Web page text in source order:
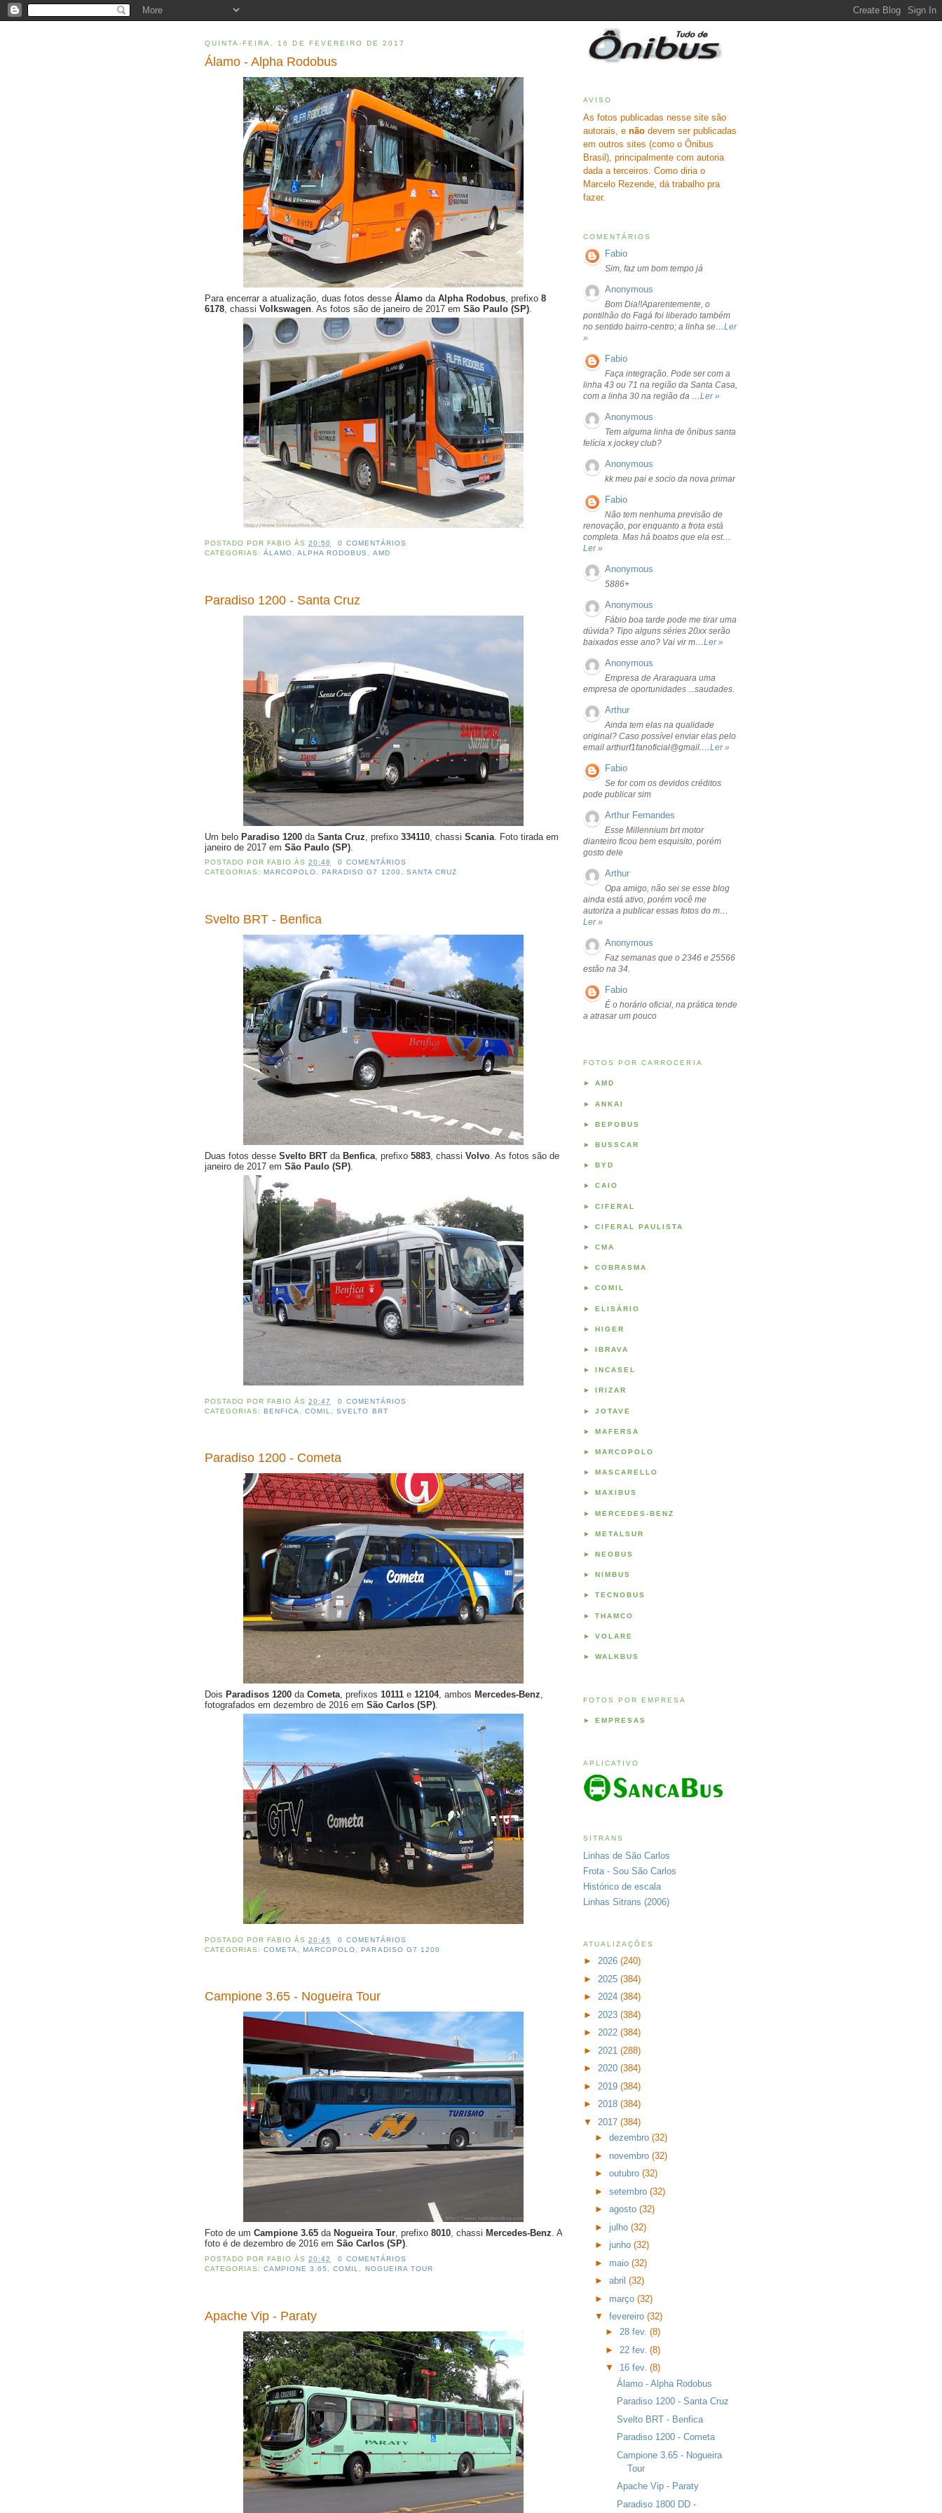
QUINTA-FEIRA, 16 DE FEVEREIRO DE 2017
Álamo - Alpha Rodobus
Para encerrar a atualização, duas fotos desse Álamo da Alpha Rodobus , prefixo 8
6178 , chassi Volkswagen . As fotos são de janeiro de 2017 em São Paulo (SP)
POSTADO PORFABIO ÀS20:50
0 COMENTÁRIOS
CATEGORIAS:ÁLAMO,ALPHA RODOBUS , AMD
Paradiso 1200 - Santa Cruz
Um belo Paradiso 1200 da Santa Cruz , prefixo 334110 , chassi Scania . Foto tirada em
janeiro de 2017 em São Paulo (SP)
POSTADO POR FABIO ÀS20:48
0 COMENTÁRIOS
CATEGORIAS: MARCOPOLO, PARADISO G7 1200, SANTA CRUZ
Svelto BRT - Benfica
Duas fotos desse Svelto BRT da Benfica, prefixo 5883, chassi Volvo. As fotos são de
janeiro de 2017 em São Paulo (SP).
POSTADO PORFABIO ÀS20:47
0 COMENTÁRIOS
CATEGORIAS:BENFICA ,COMIL ,SVELTO BRT
Paradiso 1200 - Cometa
Dois Paradisos 1200 da Cometa, prefixos 10111 e 12104, ambos Mercedes-Benz,
fotografados em dezembro de 2016 em São Carlos (SP).
POSTADO PORFABIO ÀS20:45
0 COMENTÁRIOS
CATEGORIAS:COMETA ,MARCOPOLO ,PARADISO G7 1200
Campione 3.65 - Nogueira Tour
Foto de um Campione 3.65 da Nogueira Tour, prefixo 8010, chassi Mercedes-Benz. A
foto é de dezembro de 2016 em São Carlos (SP).
POSTADO PORFABIO ÀS20:42
0 COMENTÁRIOS
CATEGORIAS:CAMPIONE 3.65 ,COMIL NOGUEIRA TOUR
Apache Vip - Paraty
AVISO
As fotos publicadas nesse site são
autorais, e não devem ser publicadas
em outros sites (como o Ônibus
Brasil), principalmente com autoria
dada a terceiros. Como diria o
Marcelo Rezende, dá trabalho pra
fazer.
COMENTÁRIOS
Fabio
Sim, faz um bom tempo já
Anonymous
Bom Dia!!Aparentemente, o
pontilhão do Fagá foi liberado também
no sentido bairro-centro; a linha se…Ler
»
Fabio
Faça integração. Pode ser com a
linha 43 ou 71 na região da Santa Casa,
com a linha 30 na região da …Ler »
Anonymous
Tem alguma linha de ônibus santa
felícia x jockey club?
Anonymous
kk meu pai e socio da nova primar
Fabio
Não tem nenhuma previsão de
renovação, por enquanto a frota está
completa. Mas há boatos que ela est…
Ler »
Anonymous
5886+
Anonymous
Fábio boa tarde pode me tirar uma
dúvida? Tipo alguns séries 20xx serão
baixados esse ano? Vai vir m…Ler »
Anonymous
Empresa de Araraquara uma
empresa de oportunidades ...saudades.
Arthur
Ainda tem elas na qualidade
original? Caso possível enviar elas pelo
email arthurf1fanoficial@gmail.…Ler »
Fabio
Se for com os devidos créditos
pode publicar sim
Arthur Fernandes
Esse Millennium brt motor
dianteiro ficou bem esquisito, porém
gosto dele
Arthur
Opa amigo, não sei se esse blog
ainda está ativo, porém você me
autoriza a publicar essas fotos do m…
Ler »
Anonymous
Faz semanas que o 2346 e 25566
estão na 34.
Fabio
É o horário oficial, na prática tende
a atrasar um pouco
FOTOS POR CARROCERIA
► AMD
► ANKAI
► BEPOBUS
► BUSSCAR
► BYD
► CAIO
► CIFERAL
► CIFERAL PAULISTA
► CMA
► COBRASMA
► COMIL
► ELISÁRIO
► HIGER
► IBRAVA
► INCASEL
► IRIZAR
► JOTAVE
► MAFERSA
► MARCOPOLO
► MASCARELLO
► MAXIBUS
► MERCEDES-BENZ
► METALSUR
► NEOBUS
► NIMBUS
► TECNOBUS
► THAMCO
► VOLARE
► WALKBUS
FOTOS POR EMPRESA
► EMPRESAS
APLICATIVO
SITRANS
Linhas de São Carlos
Frota - Sou São Carlos
Histórico de escala
Linhas Sitrans (2006)
ATUALIZAÇÕES
► 2026 (240)
► 2025 (384)
► 2024 (384)
► 2023 (384)
► 2022 (384)
► 2021 (288)
► 2020 (384)
► 2019 (384)
► 2018 (384)
▼ 2017 (384)
► dezembro (32)
► novembro (32)
► outubro (32)
► setembro (32)
► agosto (32)
► julho (32)
► junho (32)
► maio (32)
► abril (32)
► março (32)
▼ fevereiro (32)
►28 fev.(8)
► 22 fev.(8)
▼ 16 fev.(8)
Álamo - Alpha Rodobus
Paradiso 1200 - Santa Cruz
Svelto BRT - Benfica
Paradiso 1200 - Cometa
Campione 3.65 - Nogueira
Tour
Apache Vip - Paraty
Paradiso 1800 DD -